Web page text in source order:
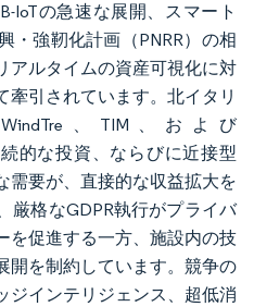
IoTの急速な展開、スマート
・強靭化計画（PNRR）の相
アルタイムの資産可視化に対
牽引されています。北イタリ
、TIM、および
的な投資、ならびに近接型
需要が、直接的な収益拡大を
厳格なGDPR執行がプライバ
を促進する一方、施設内の技
開を制約しています。競争の
ジインテリジェンス、超低消